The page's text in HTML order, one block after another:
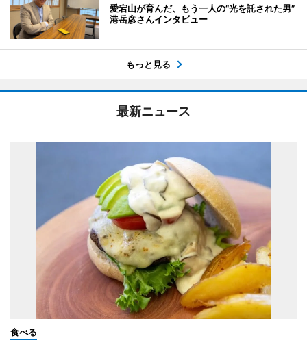
愛宕山が育んだ、もう一人の“光を託された男”
港岳彦さんインタビュー
もっと見る
最新ニュース
食べる